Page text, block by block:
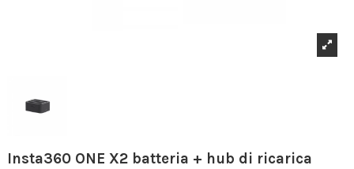
Insta360 ONE X2 batteria + hub di ricarica